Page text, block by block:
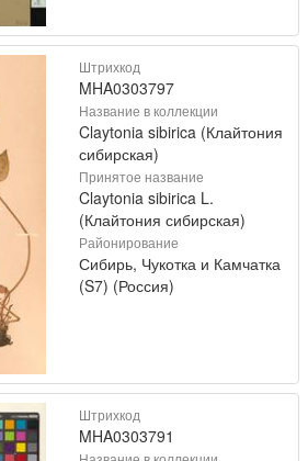
Штрихкод
MHA0303797
Название в коллекции
Claytonia sibirica (Клайтония
сибирская)
Принятое название
Claytonia sibirica L.
(Клайтония сибирская)
Районирование
Сибирь, Чукотка и Камчатка
(S7) (Россия)
Штрихкод
MHA0303791